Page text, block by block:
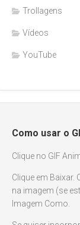
Trollagens
Vídeos
YouTube
Como usar o
Clique no GIF
Clique em
na imagem (se
Imagem Como.